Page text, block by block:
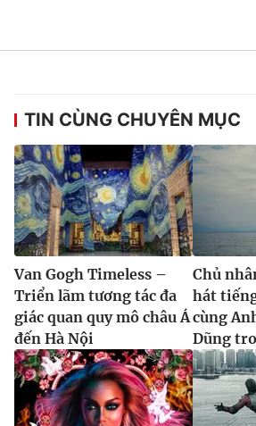
TIN CÙNG CHUYÊN MỤC
Van Gogh Timeless –
Triển lãm tương tác đa
giác quan quy mô châu Á
đến Hà Nội
Chủ
hát
cùng
Dũng